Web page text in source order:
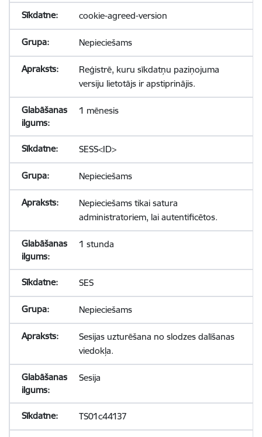
cookie-agreed-version
Nepieciešams
Reģistrē, kuru sīkdatņu paziņojuma
versiju lietotājs ir apstiprinājis.
1 mēnesis
SESS<ID>
Nepieciešams
Nepieciešams tikai satura
administratoriem, lai autentificētos.
1 stunda
SES
Nepieciešams
Sesijas uzturēšana no slodzes dalīšanas
viedokļa.
Sesija
TS01c44137